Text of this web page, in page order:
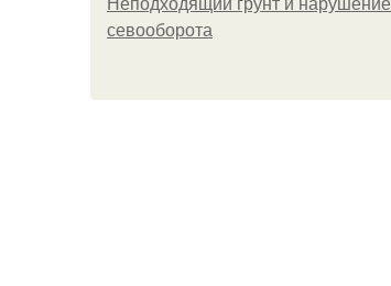
Неподходящий грунт и нарушение
севооборота